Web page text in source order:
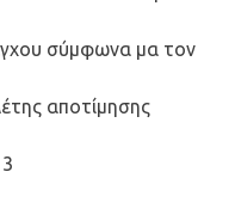
σύμφωνα μα τον
αποτίμησης